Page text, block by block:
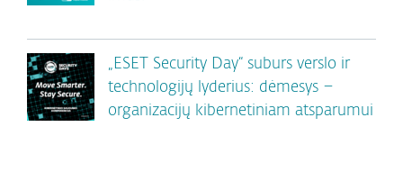
„ESET Security Day“ suburs verslo ir
technologijų lyderius: dėmesys –
organizacijų kibernetiniam atsparumui